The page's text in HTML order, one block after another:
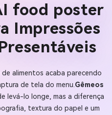
food poster
Impressões
alimentos acaba parecendo
de tela do menu.Gêmeos
levá-lo longe, mas a diferença
textura do papel e um